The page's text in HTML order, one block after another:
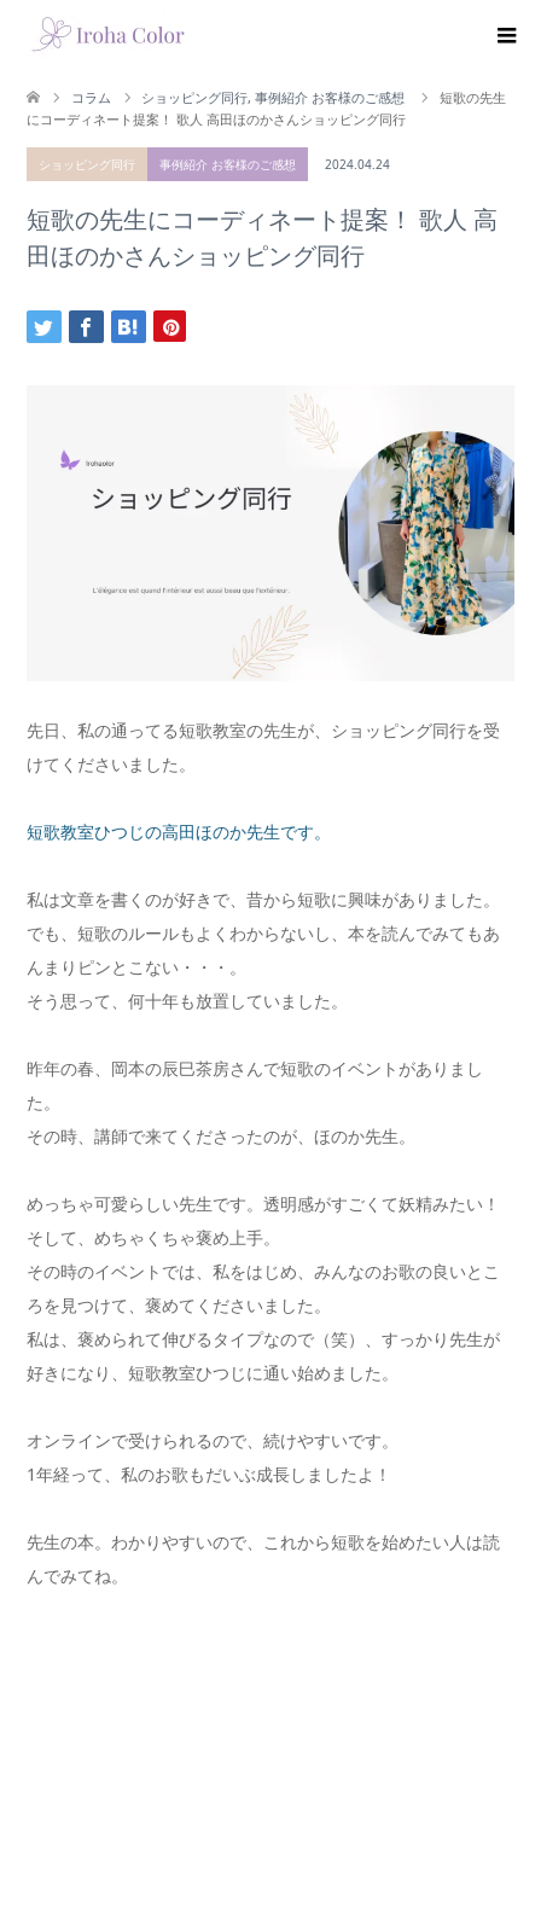
コラム ショッピング同行, 事例紹介 お客様のご感想
短歌の先生
にコーディネート提案！ 歌人 高田ほのかさんショッピング同行
ショッピング同行 事例紹介 お客様のご感想 2024.04.24
短歌の先生にコーディネート提案！ 歌人 高
田ほのかさんショッピング同行
先日、私の通ってる短歌教室の先生が、ショッピング同行を受
けてくださいました。
短歌教室ひつじの高田ほのか先生です。
私は文章を書くのが好きで、昔から短歌に興味がありました。
でも、短歌のルールもよくわからないし、本を読んでみてもあ
んまりピンとこない・・・。
そう思って、何十年も放置していました。
昨年の春、岡本の辰巳茶房さんで短歌のイベントがありまし
た。
その時、講師で来てくださったのが、ほのか先生。
めっちゃ可愛らしい先生です。透明感がすごくて妖精みたい！
そして、めちゃくちゃ褒め上手。
その時のイベントでは、私をはじめ、みんなのお歌の良いとこ
ろを見つけて、褒めてくださいました。
私は、褒められて伸びるタイプなので（笑）、すっかり先生が
好きになり、短歌教室ひつじに通い始めました。
オンラインで受けられるので、続けやすいです。
1年経って、私のお歌もだいぶ成長しましたよ！
先生の本。わかりやすいので、これから短歌を始めたい人は読
んでみてね。